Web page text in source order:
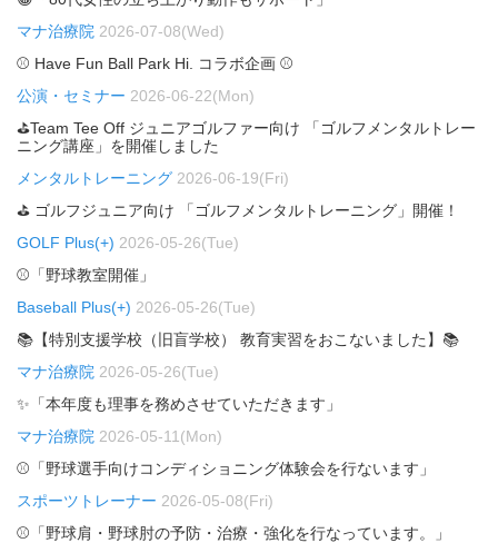
マナ治療院 2026-07-08(Wed)
⚾ Have Fun Ball Park Hi. コラボ企画 ⚾
公演・セミナー 2026-06-22(Mon)
⛳Team Tee Off ジュニアゴルファー向け 「ゴルフメンタルトレー
ニング講座」を開催しました
メンタルトレーニング 2026-06-19(Fri)
⛳ ゴルフジュニア向け 「ゴルフメンタルトレーニング」開催！
GOLF Plus(+) 2026-05-26(Tue)
⚾「野球教室開催」
Baseball Plus(+) 2026-05-26(Tue)
📚【特別支援学校（旧盲学校） 教育実習をおこないました】📚
マナ治療院 2026-05-26(Tue)
✨「本年度も理事を務めさせていただきます」
マナ治療院 2026-05-11(Mon)
⚾「野球選手向けコンディショニング体験会を行ないます」
スポーツトレーナー 2026-05-08(Fri)
⚾「野球肩・野球肘の予防・治療・強化を行なっています。」